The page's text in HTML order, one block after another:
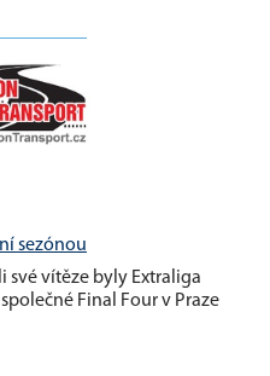
sezónou
své vítěze byly Extraliga
Final Four v Praze